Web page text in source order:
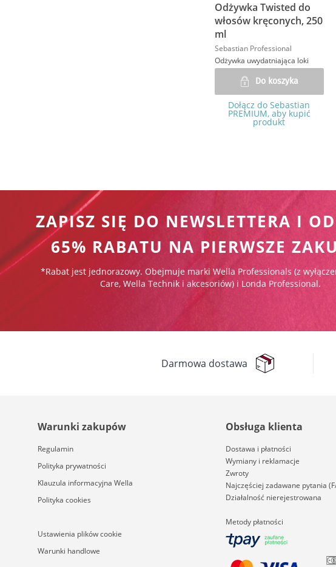
Odżywka Twisted do
włosów kręconych, 250
ml
Sebastian Professional
Odżywka uwydatniająca loki
Do koszyka
Dołącz do Sebastian
PREMIUM, aby kupić
produkt
ZAPISZ SIĘ DO NEWSLETTERA I
65% RABATU NA PIERWSZE
*Rabat jest jednorazowy. Obejmuje marki Wella Professionals (z
Care, Wella Technik i akcesoriów) i Londa Professional.
Darmowa dostawa
Warunki zakupów
Regulamin
Polityka prywatności
Klauzula informacyjna Wella
Polityka cookies
Ustawienia plików cookie
Warunki handlowe
Obsługa klienta
Dostawa i płatności
Wymiany i reklamacje
Zwroty
Najczęściej zadawane pytania
Działalność nierejestrowana
Metody płatności